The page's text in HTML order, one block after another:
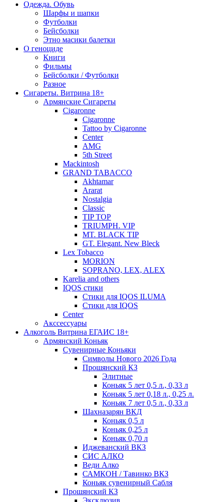
Одежда. Обувь
Шарфы и шапки
Футболки
Бейсболки
Этно масики балетки
О геноциде
Книги
Фильмы
Бейсболки / Футболки
Разное
Сигареты. Витрина 18+
Армянские Сигареты
Cigaronne
Cigaronne
Tattoo by Cigaronne
Center
AMG
5th Street
Mackintosh
GRAND TABACCO
Akhtamar
Ararat
Nostalgia
Classic
TIP TOP
TRIUMPH. VIP
MT. BLACK TIP
GT. Elegant. New Bleck
Lex Tobacco
MORION
SOPRANO, LEX, ALEX
Karelia and others
IQOS стики
Стики для IQOS ILUMA
Стики для IQOS
Сenter
Акссессуары
Алкоголь Витрина ЕГАИС 18+
Армянский Коньяк
Сувенирные Коньяки
Символы Нового 2026 Года
Прошянский КЗ
Элитные
Коньяк 5 лет 0,5 л., 0,33 л
Коньяк 5 лет 0,18 л., 0,25 л.
Коньяк 7 лет 0,5 л., 0,33 л
Шахназарян ВКД
Коньяк 0,5 л
Коньяк 0,25 л
Коньяк 0,70 л
Иджеванский ВКЗ
СИС АЛКО
Веди Алко
САМКОН / Тавинко ВКЗ
Коньяк сувенирный Сабля
Прошянский КЗ
Эксклюзив